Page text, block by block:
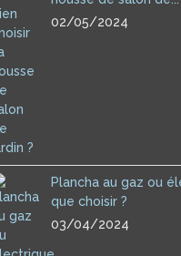
02/05/2024
Plancha au gaz ou
que choisir ?
03/04/2024